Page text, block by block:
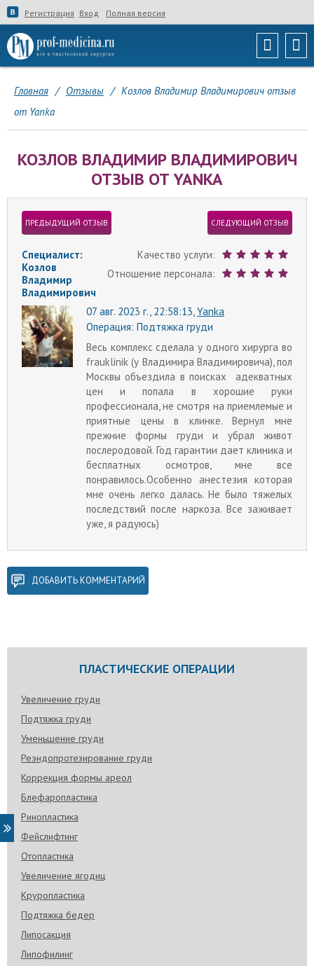
Регистрация Вход Полная версия
Главная / Отзывы / Козлов Владимир Владимирович отзыв
от Yanka
КОЗЛОВ ВЛАДИМИР ВЛАДИМИРОВИЧ
ОТЗЫВ ОТ YANKA
ПРЕДЫДУЩИЙ ОТЗЫВ СЛЕДУЮЩИЙ ОТЗЫВ
Качество услуги:
Отношение персонала:
Специалист:
Козлов
Владимир
Владимирович
07 авг. 2023 г., 22:58:13, Yanka
Операция: Подтяжка груди
Весь комплекс сделала у одного хирурга во
frauklinik (у Владимира Владимировича), пол
Москвы объездила в поисках адекватных
цен и попала в хорошие руки
профессионала, не смотря на приемлемые и
приятные цены в клинке. Вернул мне
прежние формы груди и убрал живот
послеродовой. Год гарантии дает клиника и
бесплатных осмотров, мне все
понравилось.Особенно анестезия которая
мне очень легко далась. Не было тяжелых
последствий после наркоза. Все заживает
уже, я радуюсь)
ДОБАВИТЬ КОММЕНТАРИЙ
ПЛАСТИЧЕСКИЕ ОПЕРАЦИИ
Увеличение груди
Подтяжка груди
Уменьшение груди
Реэндопротезирование груди
Коррекция формы ареол
Блефаропластика
Ринопластика
Фейслифтинг
Отопластика
Увеличение ягодиц
Круропластика
Подтяжка бедер
Липосакция
Липофилинг